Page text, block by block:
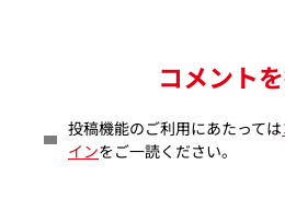
コメント
投稿機能のご利用にあたっては
インをご一読ください。